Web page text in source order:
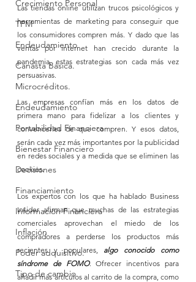
Crecimiento Personal
TPM
Endeudamiento
Canasta Básica.
Microcréditos.
Endeudamiento
Portabilidad Financiera
Bienestar Financiero
Decisiones
Financiamiento
Información Financiera
Inflación
Poder adquisitivo.
Tipo de cambio
Las tiendas online utilizan trucos psicológicos y
herramientas de marketing para conseguir que
los consumidores compren más. Y dado que las
ventas por internet han crecido durante la
pandemia, estas estrategias son cada más vez
persuasivas.
Las empresas confían más en los datos de
primera mano para fidelizar a los clientes y
convencerles de que compren. Y esos datos,
serán cada vez más importantes por la publicidad
en redes sociales y a medida que se eliminen las
cookies.
Los expertos con los que ha hablado Business
Insider afirman que muchas de las estrategias
comerciales aprovechan el miedo de los
compradores a perderse los productos más
recientes y populares, algo conocido como
síndrome de FOMO. Ofrecer incentivos para
añadir más artículos al carrito de la compra, como